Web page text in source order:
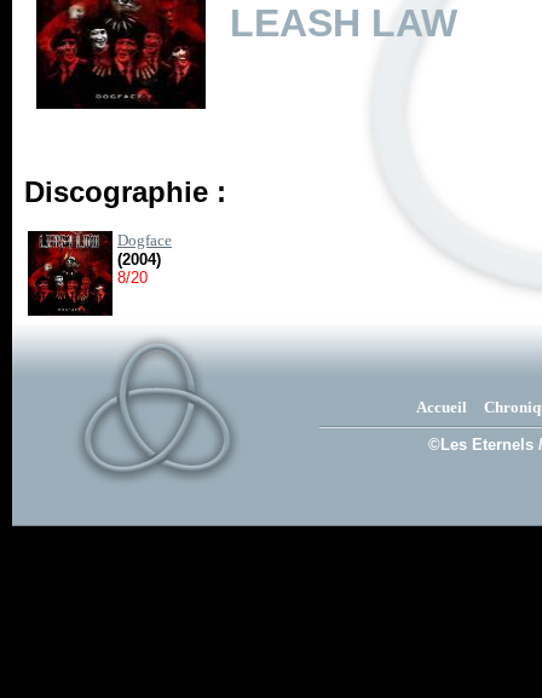
LEASH LAW
Discographie :
Dogface
(2004)
8/20
Accueil
©Les Eternels